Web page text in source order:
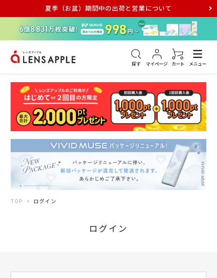
夏季（お盆）期間中の出荷と営業について
探す マイページ カート メニュー
アキュビュー メダリスト メガネ
TOP ログイン
ログイン